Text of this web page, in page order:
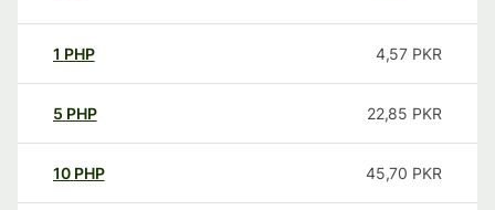
1 PHP 4,57 PKR
5 PHP 22,85 PKR
10 PHP 45,70 PKR